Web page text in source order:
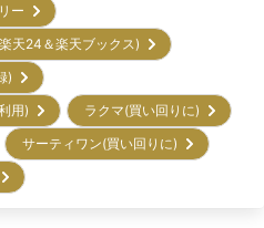
リー
楽天24＆楽天ブックス)
録)
利用)
ラクマ(買い回りに)
サーティワン(買い回りに)